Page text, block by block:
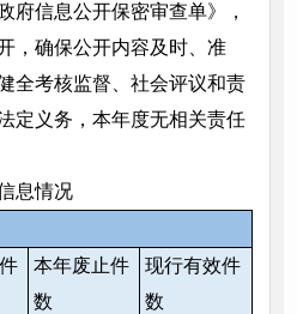
府信息公开保密审查单》，
，确保公开内容及时、准
全考核监督、社会评议和责
定义务，本年度无相关责任
息情况
本年废止件
数
现行有效件
数